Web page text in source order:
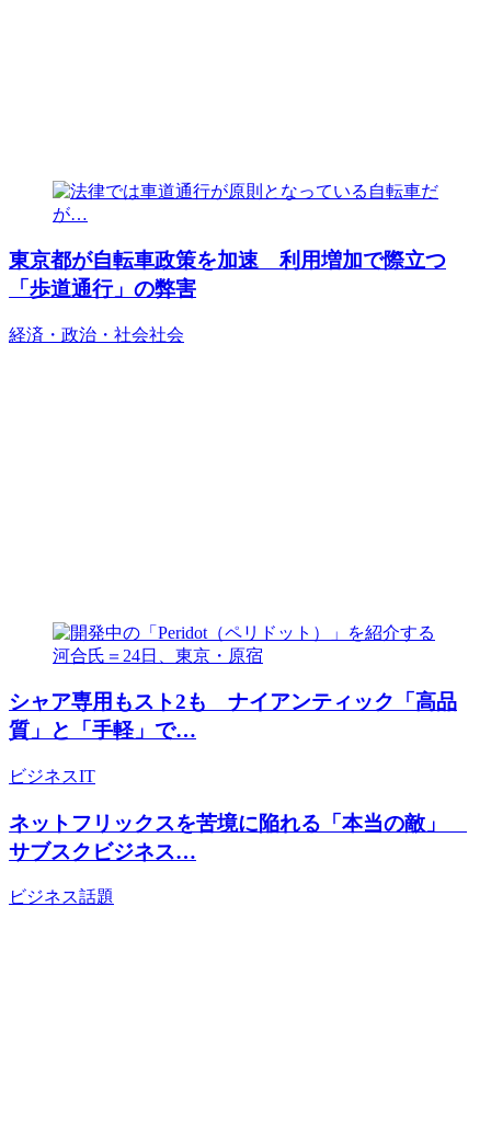
東京都が自転車政策を加速 利用増加で際立つ
「歩道通行」の弊害
経済・政治・社会社会
シャア専用もスト2も ナイアンティック「高品
質」と「手軽」で…
ビジネスIT
ネットフリックスを苦境に陥れる「本当の敵」
サブスクビジネス…
ビジネス話題